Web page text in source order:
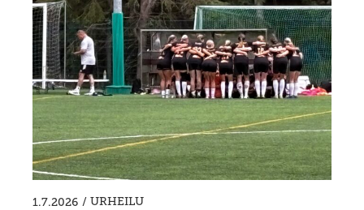
1.7.2026 / URHEILU